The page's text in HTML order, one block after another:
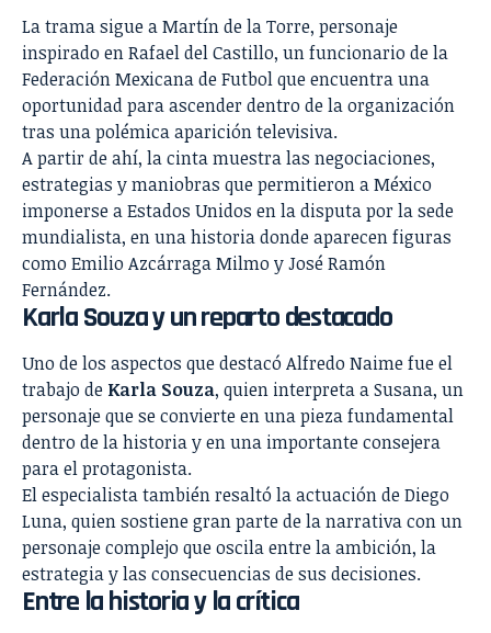
La trama sigue a Martín de la Torre, personaje
inspirado en Rafael del Castillo, un funcionario de la
Federación Mexicana de Futbol que encuentra una
oportunidad para ascender dentro de la organización
tras una polémica aparición televisiva.
A partir de ahí, la cinta muestra las negociaciones,
estrategias y maniobras que permitieron a México
imponerse a Estados Unidos en la disputa por la sede
mundialista, en una historia donde aparecen figuras
como Emilio Azcárraga Milmo y José Ramón
Fernández.
Karla Souza y un reparto destacado
Uno de los aspectos que destacó Alfredo Naime fue el
trabajo de Karla Souza, quien interpreta a Susana, un
personaje que se convierte en una pieza fundamental
dentro de la historia y en una importante consejera
para el protagonista.
El especialista también resaltó la actuación de Diego
Luna, quien sostiene gran parte de la narrativa con un
personaje complejo que oscila entre la ambición, la
estrategia y las consecuencias de sus decisiones.
Entre la historia y la crítica